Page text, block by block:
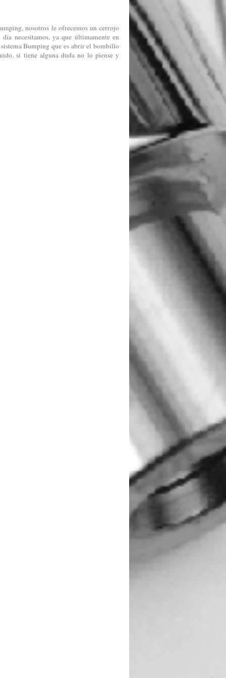
nosotros le ofrecemos un cerrojo
necesitamos, ya que últimamente en
Bumping que es abrir el bombillo
si tiene alguna duda no lo piense y